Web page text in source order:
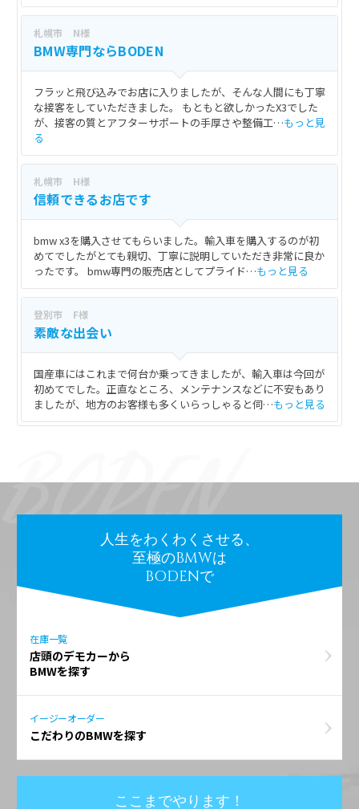
札幌市 N様
BMW専門ならBODEN
フラッと飛び込みでお店に入りましたが、そんな人間にも丁寧
な接客をしていただきました。 もともと欲しかったX3でした
が、接客の質とアフターサポートの手厚さや整備工…もっと見
る
札幌市 H様
信頼できるお店です
bmw x3を購入させてもらいました。輸入車を購入するのが初
めてでしたがとても親切、丁寧に説明していただき非常に良か
ったです。 bmw専門の販売店としてプライド…もっと見る
登別市 F様
素敵な出会い
国産車にはこれまで何台か乗ってきましたが、輸入車は今回が
初めてでした。正直なところ、メンテナンスなどに不安もあり
ましたが、地方のお客様も多くいらっしゃると伺…もっと見る
人生をわくわくさせる、
至極のBMWは
BODENで
在庫一覧
店頭のデモカーから
BMWを探す
イージーオーダー
こだわりのBMWを探す
ここまでやります！